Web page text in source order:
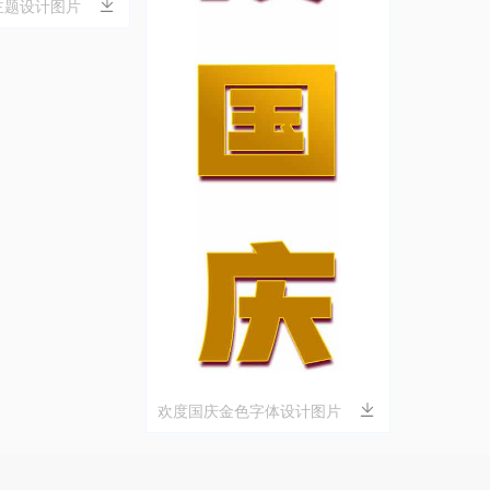
设计图片
欢度国庆金色字体设计图片